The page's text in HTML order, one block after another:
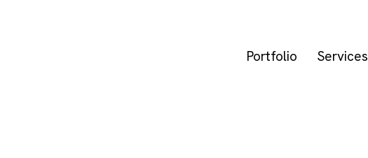
Portfolio Services